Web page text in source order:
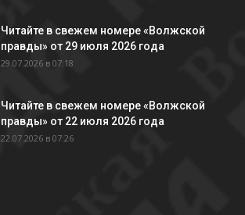
Читайте в свежем номере «Волжской
правды» от 29 июля 2026 года
29.07.2026 в 07:18
Читайте в свежем номере «Волжской
правды» от 22 июля 2026 года
22.07.2026 в 07:26